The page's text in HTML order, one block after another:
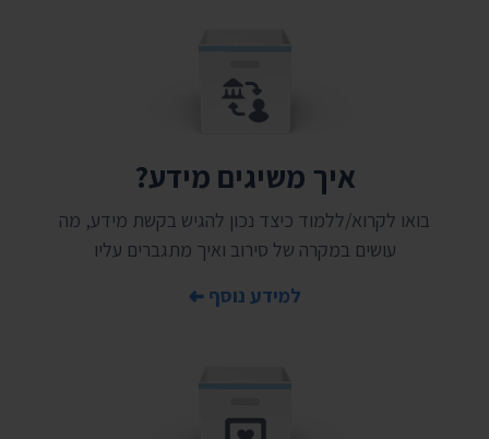
איך משיגים מידע?
בואו לקרוא/ללמוד כיצד נכון להגיש בקשת מידע, מה
עושים במקרה של סירוב ואיך מתגברים עליו
למידע נוסף